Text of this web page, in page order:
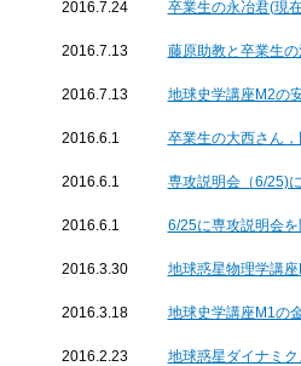
2016.7.24 卒業生の永冶君(現
2016.7.13 藤原助教と卒業生
2016.7.13 地球史学講座M2の
2016.6.1 卒業生の大西さん
2016.6.1 専攻説明会（6/25)
2016.6.1 6/25に専攻説明会
2016.3.30 地球惑星物理学講
2016.3.18 地球史学講座M1の
2016.2.23 地球惑星ダイナミ